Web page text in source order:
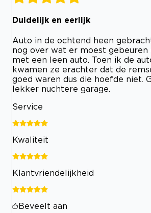
Duidelijk en eerlijk
Auto in de ochtend heen
nog over wat er moest gebeuren
met een leen auto. Toen ik de
kwamen ze erachter dat de
goed waren dus die hoefde niet.
lekker nuchtere garage.
Service
Kwaliteit
Klantvriendelijkheid
Beveelt aan